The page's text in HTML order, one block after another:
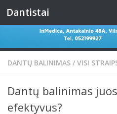
Skip to content
Dantistai
DANTŲ BALINIMAS / VISI
Dantų balinimas
efektyvus?